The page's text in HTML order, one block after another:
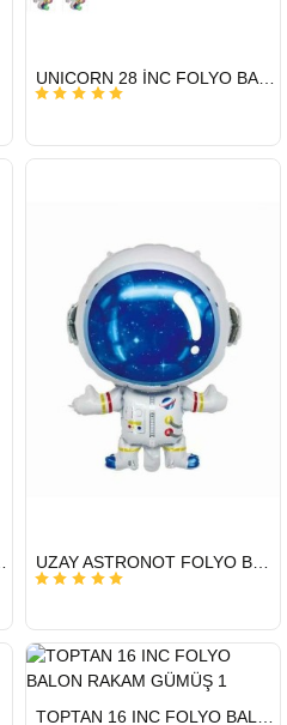
GÖNDERİ
UNICORN 28 İNC FOLYO BALON
GÖNDERİ
UZAY ASTRONOT FOLYO BALON 22 İNÇ
GÖNDERİ